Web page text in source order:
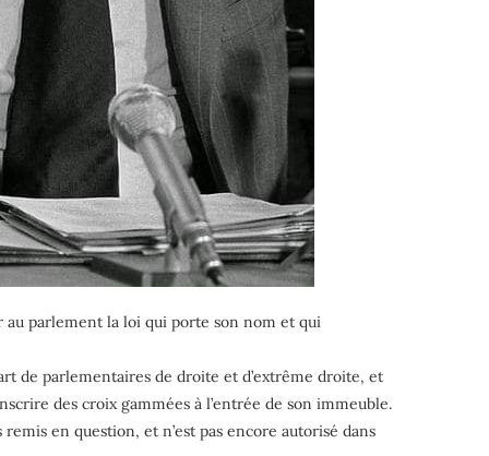
au parlement la loi qui porte son nom et qui
de parlementaires de droite et d’extrême droite, et
des croix gammées à l’entrée de son immeuble.
en question, et n’est pas encore autorisé dans